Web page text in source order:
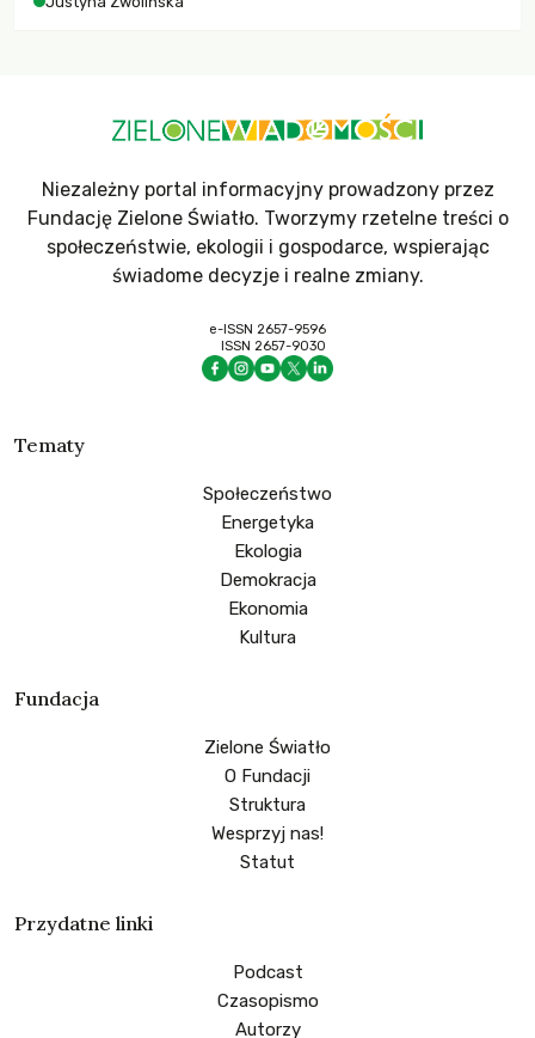
Niezależny portal informacyjny prowadzony przez
Fundację Zielone Światło. Tworzymy rzetelne treści o
społeczeństwie, ekologii i gospodarce, wspierając
świadome decyzje i realne zmiany.
e-ISSN 2657-9596
ISSN 2657-9030
Tematy
Społeczeństwo
Energetyka
Ekologia
Demokracja
Ekonomia
Kultura
Fundacja
Zielone Światło
O Fundacji
Struktura
Wesprzyj nas!
Statut
Przydatne linki
Podcast
Czasopismo
Autorzy